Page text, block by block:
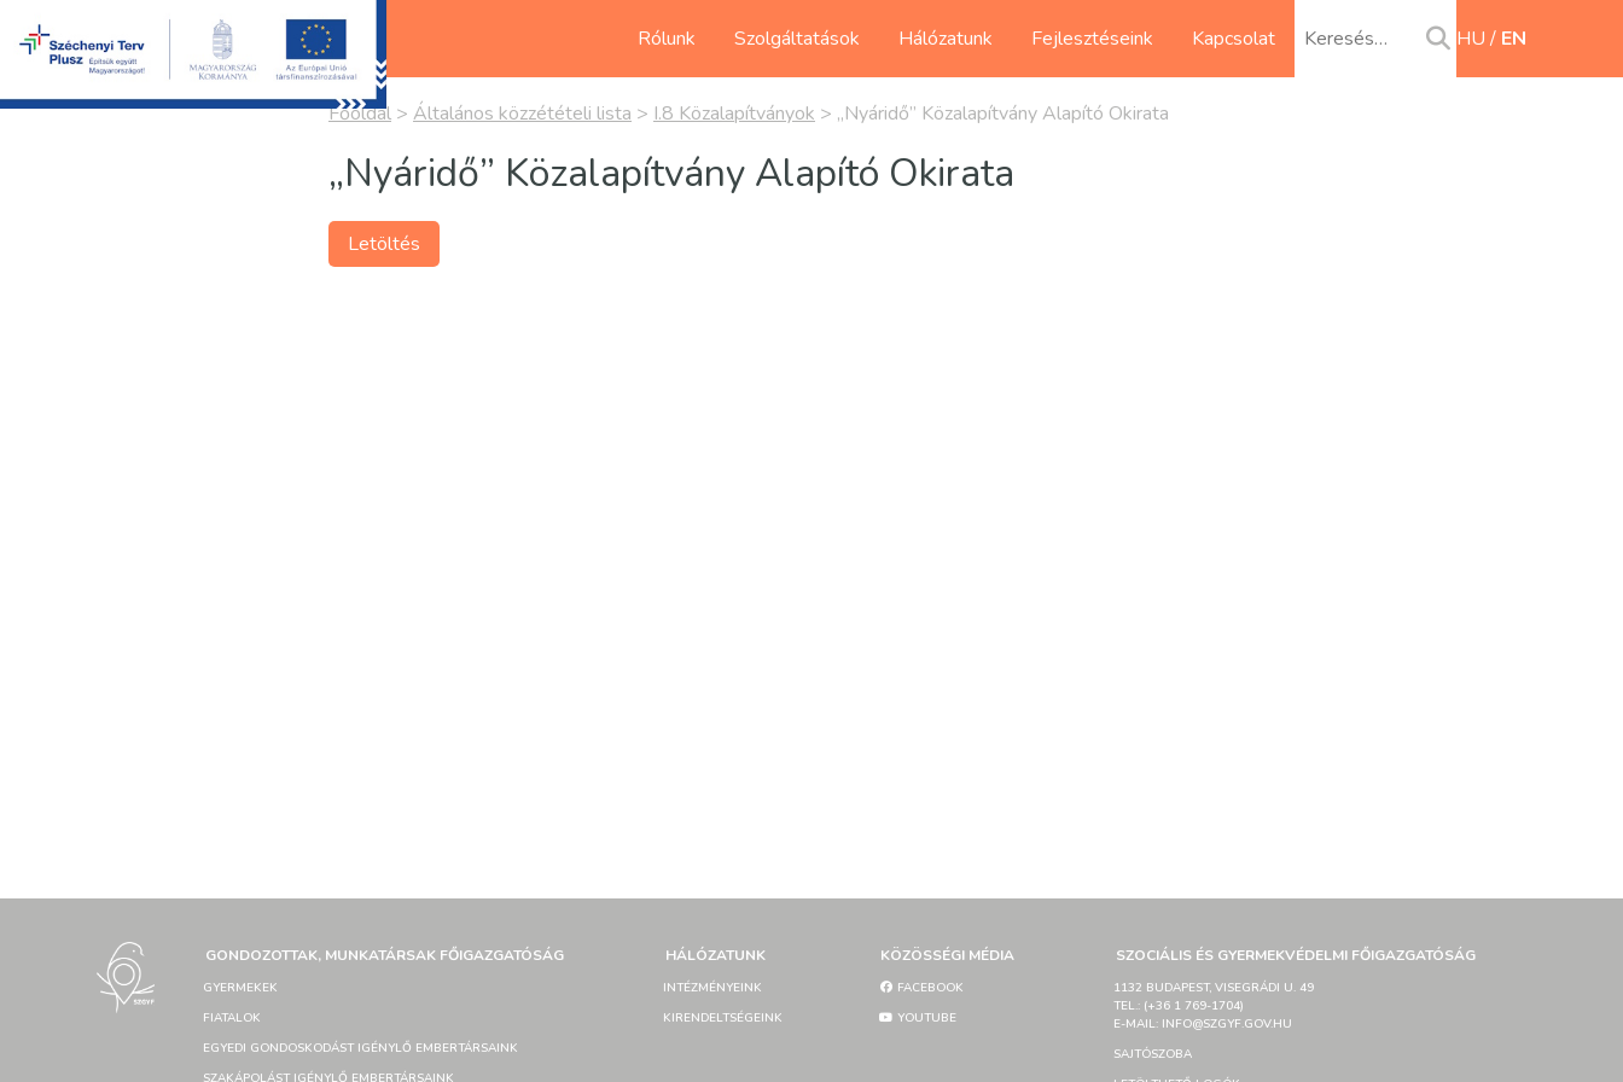
Rólunk Szolgáltatások Hálózatunk Fejlesztéseink Kapcsolat HU EN
Főoldal > Általános közzétételi lista > I.8 Közalapítványok > „Nyáridő” Közalapítvány Alapító Okirata
„Nyáridő” Közalapítvány Alapító Okirata
Letöltés
GONDOZOTTAK, MUNKATÁRSAK FŐIGAZGATÓSÁG
GYERMEKEK
FIATALOK
EGYEDI GONDOSKODÁST IGÉNYLŐ EMBERTÁRSAINK
SZAKÁPOLÁST IGÉNYLŐ EMBERTÁRSAINK
HÁLÓZATUNK
INTÉZMÉNYEINK
KIRENDELTSÉGEINK
KÖZÖSSÉGI MÉDIA
FACEBOOK
YOUTUBE
SZOCIÁLIS ÉS GYERMEKVÉDELMI FŐIGAZGATÓSÁG
1132 BUDAPEST, VISEGRÁDI U. 49
TEL.: (+36 1 769-1704)
E-MAIL: INFO@SZGYF.GOV.HU
SAJTÓSZOBA